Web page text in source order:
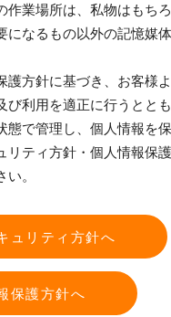
作業場所は、私物はもち
になるもの以外の記憶媒
護方針に基づき、お客様
び利用を適正に行うとと
で管理し、個人情報を保
リティ方針・個人情報保
。
ュリティ方針へ
保護方針へ